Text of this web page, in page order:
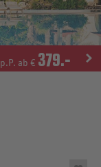
p.P. ab € 379.-